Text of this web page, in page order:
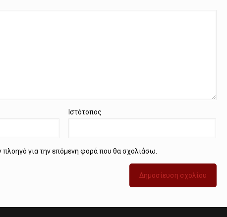
Ιστότοπος
πλοηγό για την επόμενη φορά που θα σχολιάσω.